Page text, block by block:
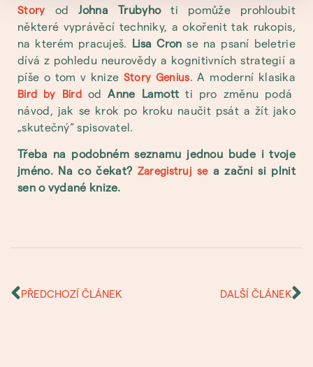
Story
od Johna Trubyhoti pomůže prohloubit
některé vyprávěcí techniky, a okořenit tak rukopis,
na kterém pracuješ. Lisa Cron se na psaní beletrie
dívá z pohledu neurovědy a kognitivních strategií a
píše o tom v knize Story Genius . A moderní klasika
Bird by Birdod Anne Lamott ti pro změnu podá
návod, jak se krok po kroku naučit psát a žít jako
„skutečný“ spisovatel.
Třeba na podobném seznamu jednou bude i tvoje
jméno. Na co čekat? Zaregistruj sea začni si plnit
sen o vydané knize.
PŘEDCHOZÍ ČLÁNEK DALŠÍ ČLÁNEK